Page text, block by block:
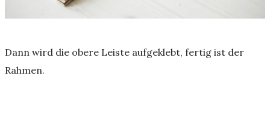
Dann wird die obere Leiste aufgeklebt, fertig ist der
Rahmen.